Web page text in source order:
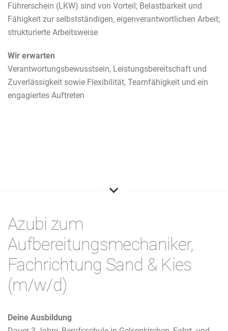
Führerschein (LKW) sind von Vorteil; Belastbarkeit und
Fähigkeit zur selbstständigen, eigenverantwortlichen Arbeit;
strukturierte Arbeitsweise
Wir erwarten
Verantwortungsbewusstsein, Leistungsbereitschaft und
Zuverlässigkeit sowie Flexibilität, Teamfähigkeit und ein
engagiertes Auftreten
Azubi zum
Aufbereitungsmechaniker,
Fachrichtung Sand & Kies
(m/w/d)
Deine Ausbildung